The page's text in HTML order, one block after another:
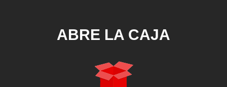
ABRE LA CAJA